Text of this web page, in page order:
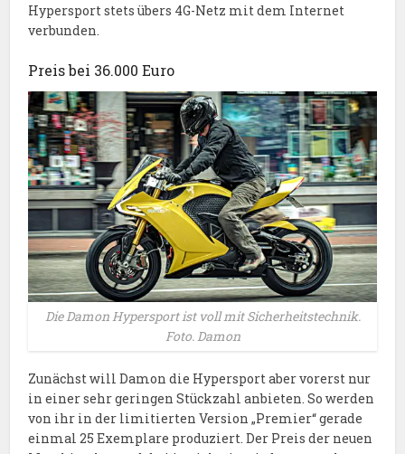
Hypersport stets übers 4G-Netz mit dem Internet
verbunden.
Preis bei 36.000 Euro
Die Damon Hypersport ist voll mit Sicherheitstechnik.
Foto. Damon
Zunächst will Damon die Hypersport aber vorerst nur
in einer sehr geringen Stückzahl anbieten. So werden
von ihr in der limitierten Version „Premier“ gerade
einmal 25 Exemplare produziert. Der Preis der neuen